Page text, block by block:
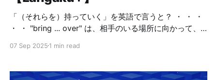
「（それらを）持っていく」を英語で言うと？ ・ ・ ・
・ ・ "bring ... over" は、相手のいる場所に向かって、
には、話し手がいる場所に「持ってくる」という意味
いう方向性を加える語です。 したがって、話し手（少
07 Sep 2025 1 min read